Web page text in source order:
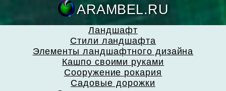
Ландшафт
Стили ландшафта
Элементы ландшафтного дизайна
Кашпо своими руками
Сооружение рокария
Садовые дорожки